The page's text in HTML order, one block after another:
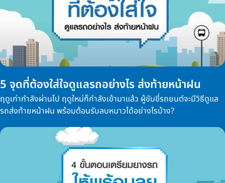
5 จุดที่ต้องใส่ใจดูแลรถอย่างไร ส่งท้ายหน้าฝน
ฤดูเก่ากำลังผ่านไป ฤดูใหม่ก็กำลังเข้ามาแล้ว ผู้ขับขี่รถยนต์จะมีวิธีดูแล
รถส่งท้ายหน้าฝน พร้อมต้อนรับลบหนาวได้อย่างไรบ้าง?